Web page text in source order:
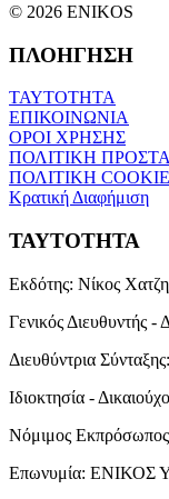
© 2026 ENIKOS
ΠΛΟΗΓΗΣΗ
ΤΑΥΤΟΤΗΤΑ
ΕΠΙΚΟΙΝΩΝΙΑ
ΟΡΟΙ ΧΡΗΣΗΣ
ΠΟΛΙΤΙΚΗ
ΠΟΛΙΤΙΚΗ
Κρατική Διαφήμιση
ΤΑΥΤΟΤΗΤΑ
Εκδότης: Νίκος
Γενικός Διευθυντής -
Διευθύντρια Σύνταξης:
Ιδιοκτησία -
Νόμιμος
Επωνυμία: ΕΝΙΚΟΣ